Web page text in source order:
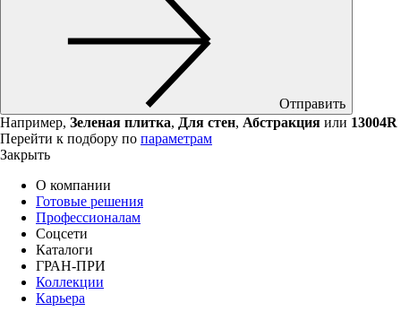
Отправить
Например, Зеленая плитка, Для стен, Абстракция или 13004R
Перейти к подбору по параметрам
Закрыть
О компании
Готовые решения
Профессионалам
Соцсети
Каталоги
ГРАН-ПРИ
Коллекции
Карьера